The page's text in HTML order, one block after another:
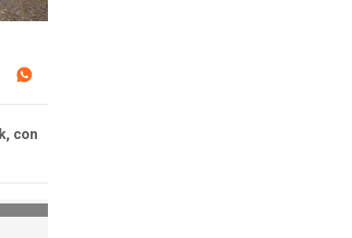
con